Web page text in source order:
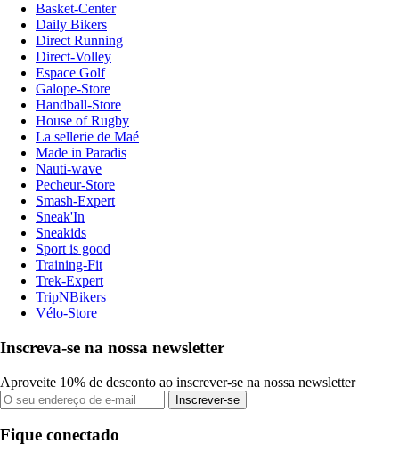
Basket-Center
Daily Bikers
Direct Running
Direct-Volley
Espace Golf
Galope-Store
Handball-Store
House of Rugby
La sellerie de Maé
Made in Paradis
Nauti-wave
Pecheur-Store
Smash-Expert
Sneak'In
Sneakids
Sport is good
Training-Fit
Trek-Expert
TripNBikers
Vélo-Store
Inscreva-se na nossa newsletter
Aproveite 10% de desconto ao inscrever-se na nossa newsletter
Inscrever-se
Fique conectado